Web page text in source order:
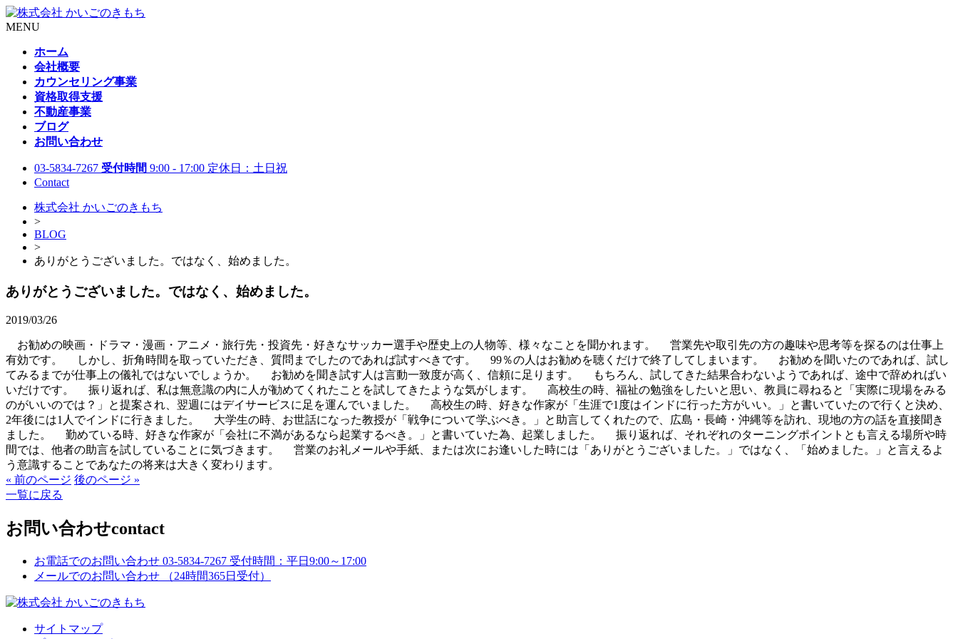
MENU
ホーム
会社概要
カウンセリング事業
資格取得支援
不動産事業
ブログ
お問い合わせ
03-5834-7267 受付時間 9:00 - 17:00 定休日：土日祝
Contact
株式会社 かいごのきもち
>
BLOG
>
ありがとうございました。ではなく、始めました。
ありがとうございました。ではなく、始めました。
2019/03/26
お勧めの映画・ドラマ・漫画・アニメ・旅行先・投資先・好きなサッカー選手や歴史上の人物等、様々なことを聞かれます。 営業先や取引先の方の趣味や思考等を探るのは仕事上
有効です。 しかし、折角時間を取っていただき、質問までしたのであれば試すべきです。 99％の人はお勧めを聴くだけで終了してしまいます。 お勧めを聞いたのであれば、試し
てみるまでが仕事上の儀礼ではないでしょうか。 お勧めを聞き試す人は言動一致度が高く、信頼に足ります。 もちろん、試してきた結果合わないようであれば、途中で辞めればい
いだけです。 振り返れば、私は無意識の内に人が勧めてくれたことを試してきたような気がします。 高校生の時、福祉の勉強をしたいと思い、教員に尋ねると「実際に現場をみる
のがいいのでは？」と提案され、翌週にはデイサービスに足を運んでいました。 高校生の時、好きな作家が「生涯で1度はインドに行った方がいい。」と書いていたので行くと決め、
2年後には1人でインドに行きました。 大学生の時、お世話になった教授が「戦争について学ぶべき。」と助言してくれたので、広島・長崎・沖縄等を訪れ、現地の方の話を直接聞き
ました。 勤めている時、好きな作家が「会社に不満があるなら起業するべき。」と書いていた為、起業しました。 振り返れば、それぞれのターニングポイントとも言える場所や時
間では、他者の助言を試していることに気づきます。 営業のお礼メールや手紙、または次にお逢いした時には「ありがとうございました。」ではなく、「始めました。」と言えるよ
う意識することであなたの将来は大きく変わります。
« 前のページ 後のページ »
一覧に戻る
お問い合わせcontact
お電話でのお問い合わせ 03-5834-7267 受付時間：平日9:00～17:00
メールでのお問い合わせ
（24時間365日受付）
サイトマップ